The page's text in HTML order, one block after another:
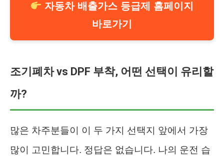
자동차 배출가스 등급제 홈페이지
바로가기
조기폐차 vs DPF 부착, 어떤 선택이 유리할
까?
많은 차주분들이 이 두 가지 선택지 앞에서 가장
많이 고민합니다. 정답은 없습니다. 나의 운전 습